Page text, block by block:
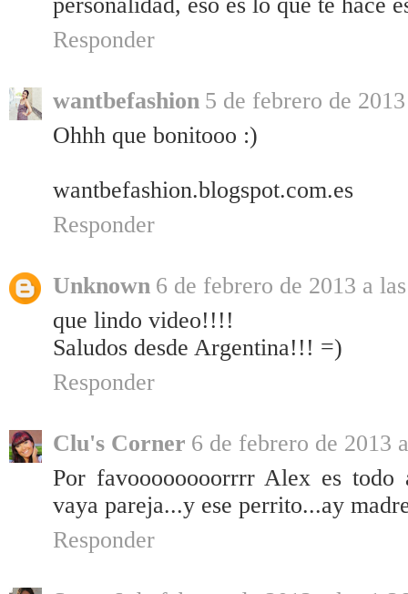
Responder
wantbefashion 5 de febrero de
Ohhh que bonitooo :)
wantbefashion.blogspot.com.es
Responder
Unknown 6 de febrero de 2013 a
que lindo video!!!!
Saludos desde Argentina!!! =)
Responder
Clu's Corner 6 de febrero de 2013
Por favoooooooorrrr Alex es
vaya pareja...y ese perrito...ay
Responder